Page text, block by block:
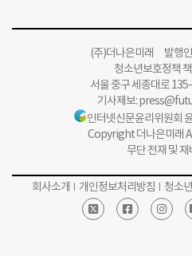
(주)더나은미래 발행
청소년보호정책
서울 중구 세종대로
기사제보:
인터넷신문윤리위원회
Copyright 더나은미래
무단 전재 및 재
회사소개 개인정보처리방침 청소